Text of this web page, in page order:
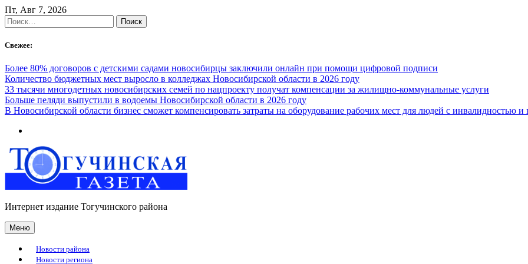
Skip
to
content
Пт, Авг 7, 2026
Найти:
Свежее:
Более 80% договоров с детскими садами новосибирцы заключили онлайн при помощи цифровой подписи
Количество бюджетных мест выросло в колледжах Новосибирской области в 2026 году
33 тысячи многодетных новосибирских семей по нацпроекту получат компенсации за жилищно-коммунальные услуги
Больше пеляди выпустили в водоемы Новосибирской области в 2026 году
В Новосибирской области бизнес сможет компенсировать затраты на оборудование рабочих мест для людей с инвалидностью
Интернет издание Тогучинского района
Меню
Новости района
Новости региона